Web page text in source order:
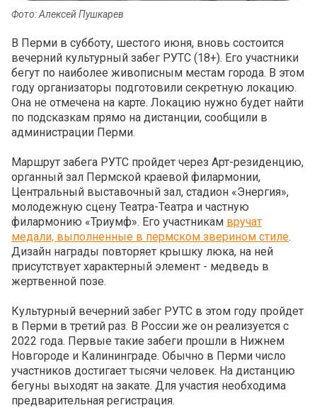
Фото: Алексей Пушкарев
В Перми в субботу, шестого июня, вновь состоится
вечерний культурный забег РУТС (18+). Его участники
бегут по наиболее живописным местам города. В этом
году организаторы подготовили секретную локацию.
Она не отмечена на карте. Локацию нужно будет найти
по подсказкам прямо на дистанции, сообщили в
администрации Перми.
Маршрут забега РУТС пройдет через Арт-резиденцию,
органный зал Пермской краевой филармонии,
Центральный выставочный зал, стадион «Энергия»,
молодежную сцену Театра-Театра и частную
филармонию «Триумф». Его участникам вручат
медали, выполненные в пермском зверином стиле.
Дизайн награды повторяет крышку люка, на ней
присутствует характерный элемент - медведь в
жертвенной позе.
Культурный вечерний забег РУТС в этом году пройдет
в Перми в третий раз. В России же он реализуется с
2022 года. Первые такие забеги прошли в Нижнем
Новгороде и Калининграде. Обычно в Перми число
участников достигает тысячи человек. На дистанцию
бегуны выходят на закате. Для участия необходима
предварительная регистрация.